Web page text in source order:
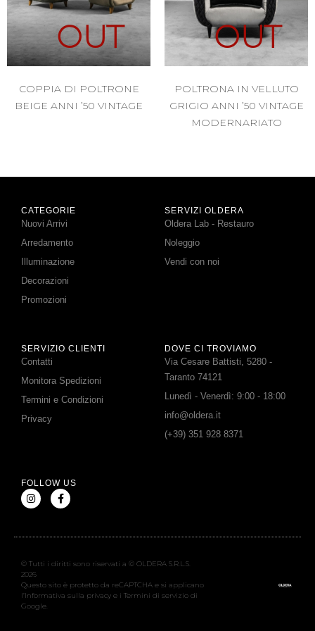
OUT
COPPIA DI POLTRONE
BEIGE ANNI ’50 VINTAGE
OUT
POLTRONA IN VELLUTO
GRIGIO ANNI ’50 VINTAGE
MODERNARIATO
CATEGORIE
Nuovi Arrivi
Arredamento
Illuminazione
Decorazioni
Promozioni
SERVIZI OLDERA
Oldera Lab - Restauro
Noleggio
Vendi con noi
SERVIZIO CLIENTI
Contatti
Monitora Spedizioni
Termini e Condizioni
Privacy
DOVE CI TROVIAMO
Via Cesare Battisti, 5280 -
Taranto 74121
Lunedì - Venerdì: 9:00 - 18:00
info@oldera.it
(+39) 351 928 8371
FOLLOW US
© Tutti i diritti sono riservati a © OLDERA S.R.L.S.
2026
Questo sito è protetto da reCAPTCHA e si applicano
l’Informativa sulla privacy e i Termini di servizio di
Google.